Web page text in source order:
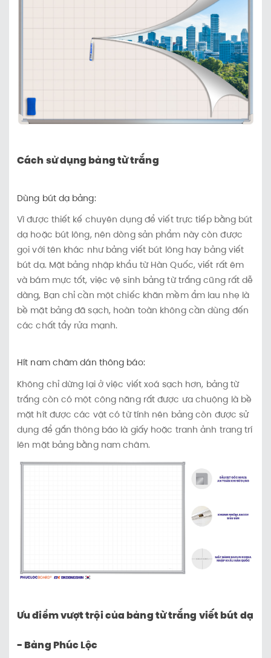
Cách sử dụng bảng từ trắng
Dùng bút dạ bảng:
Vì được thiết kế chuyên dụng để viết trực tiếp bằng bút
dạ hoặc bút lông, nên dòng sản phẩm này còn được
gọi với tên khác như bảng viết bút lông hay bảng viết
bút dạ. Mặt bảng nhập khẩu từ Hàn Quốc, viết rất êm
và bám mực tốt, việc vệ sinh bảng từ trắng cũng rất dễ
dàng, Bạn chỉ cần một chiếc khăn mềm ẩm lau nhẹ là
bề mặt bảng đã sạch, hoàn toàn không cần dùng đến
các chất tẩy rửa mạnh.
Hít nam châm dán thông báo:
Không chỉ dừng lại ở việc viết xoá sạch hơn, bảng từ
trắng còn có một công năng rất được ưa chuộng là bề
mặt hít được các vật có từ tính nên bảng còn được sử
dụng để gắn thông báo là giấy hoặc tranh ảnh trang trí
lên mặt bảng bằng nam châm.
Ưu điểm vượt trội của bảng từ trắng viết bút dạ
- Bảng Phúc Lộc